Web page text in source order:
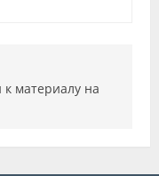
материалу на